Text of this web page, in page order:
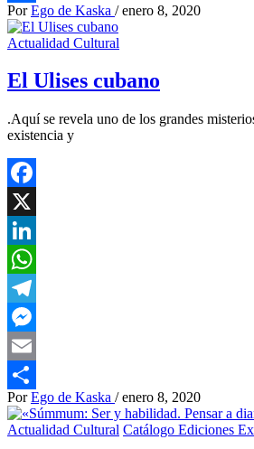
Compartir
Por Ego de Kaska / enero 8, 2020
Actualidad Cultural
El Ulises cubano
.Aquí se revela uno de los grandes
existencia y
Facebook
X
LinkedIn
WhatsApp
Telegram
Messenger
Email
Compartir
Por Ego de Kaska / enero 8, 2020
Actualidad Cultural Catálogo Ediciones